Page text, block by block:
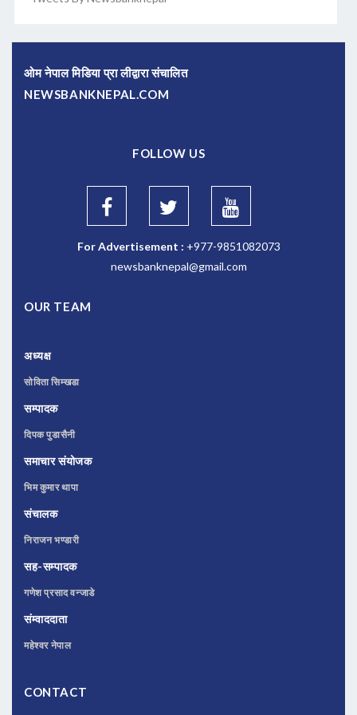
ओम नेपाल मिडिया प्रा लीद्वारा संचालित
NEWSBANKNEPAL.COM
FOLLOW US
For Advertisement : +977-9851082073
newsbanknepal@gmail.com
OUR TEAM
अध्यक्ष
सोविता सिम्खडा
सम्पादक
दिपक पुडासैनी
समाचार संयोजक
भिम कुमार थापा
संचालक
निराजन भण्डारी
सह-सम्पादक
गणेश प्रसाद वन्जाडे
संम्वाददाता
महेश्वर नेपाल
CONTACT